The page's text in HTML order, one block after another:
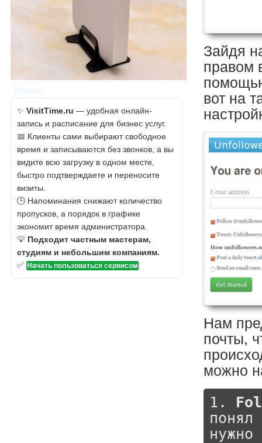
Зайдя
правом
вот на
Нам
почты,
можно
1.
нужно
✨ VisitTime.ru — удобная онлайн-
запись и расписание для бизнес услуг.
📅 Клиенты сами выбирают свободное
время и записываются без звонков, а вы
видите всю загрузку в одном месте,
быстро подтверждаете и переносите
визиты.
🕒 Напоминания снижают количество
пропусков, а порядок в графике
экономит время администратора.
💡 Подходит частным мастерам,
студиям и небольшим компаниям.
✅ Начать пользоваться сервисом